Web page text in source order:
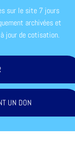
sur le site 7 jours
archivées et
jour de cotisation.
UN DON